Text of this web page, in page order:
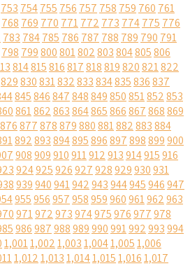
753 754755 756 757 758 759 760 761
768 769 770 771772 773 774775 776
783 784785 786 787 788 789 790 791
798 799800801802803804805806
814815816817818819820821822
829830831832833834835836837
845846847848849850851852853
861862863864865866867868869
876877878879880881882883884
892893894895896897898899900
908909910911912913914915916
924925926927928929930931
939940941942943944945946947
955956957958959960961962963
971972973974975976977978
986987988989990991992993994
1,0011,0021,0031,0041,0051,006
1,0121,0131,0141,0151,0161,017